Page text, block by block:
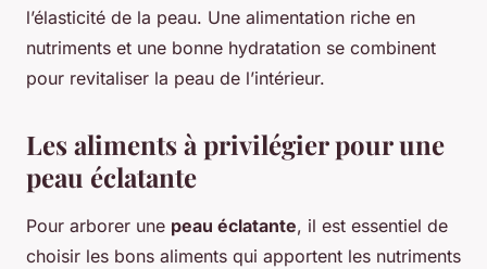
l’élasticité de la peau. Une alimentation riche en
nutriments et une bonne hydratation se combinent
pour revitaliser la peau de l’intérieur.
Les aliments à privilégier pour une
peau éclatante
Pour arborer une peau éclatante, il est essentiel de
choisir les bons aliments qui apportent les nutriments